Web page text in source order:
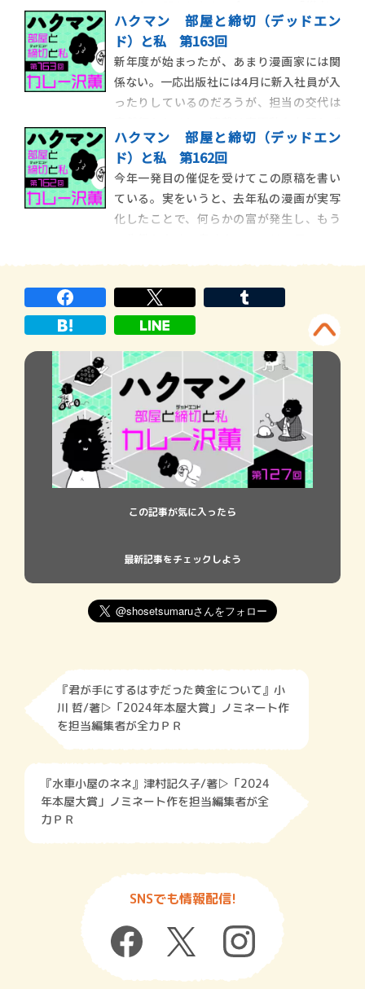
以外は思いつかない。ＧＷが無関係という
ことは、その後にやってくるらしい五月病
も無縁である。しかし、そうした季節病に
無縁ということは「オールシーズンいつで
も病める」という
ハクマン 部屋と締切（デッドエン
ド）と私 第163回
新年度が始まったが、あまり漫画家には関
係ない。一応出版社には4月に新入社員が入
ったりしているのだろうが、担当の交代は
に終わる。だが逆にいえば、春を待たずに
担当が飛んでくれるし、連載はどの時期で
も始められるということだ。そもそも漫画
業界は学校教育や一般的企業とは相容れな
かった奴の集合
ハクマン 部屋と締切（デッドエン
ド）と私 第162回
今年一発目の催促を受けてこの原稿を書い
ている。実をいうと、去年私の漫画が実写
化したことで、何らかの富が発生し、もう
む」と宣言しまくっていたのだが、現実は
今のまま３年休むと栄養失調などにより永
遠の休息が訪れるた
この記事が気に入ったら
最新記事をチェックしよう
『君が手にするはずだった黄金について』小
川 哲/著▷「2024年本屋大賞」ノミネート作
を担当編集者が全力ＰＲ
『水車小屋のネネ』津村記久子/著▷「2024
年本屋大賞」ノミネート作を担当編集者が全
力ＰＲ
SNSでも情報配信!